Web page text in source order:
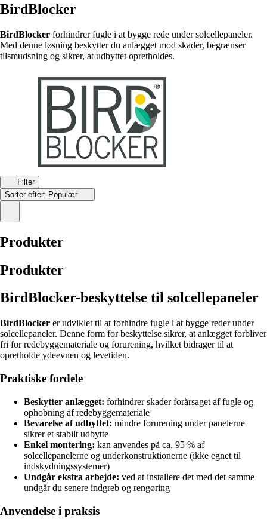
BirdBlocker
BirdBlocker forhindrer fugle i at bygge rede under solcellepaneler.
Med denne løsning beskytter du anlægget mod skader, begrænser
tilsmudsning og sikrer, at udbyttet opretholdes.
Filter
Sorter efter: Populær
Produkter
Produkter
BirdBlocker-beskyttelse til solcellepaneler
BirdBlocker er udviklet til at forhindre fugle i at bygge reder under
solcellepaneler. Denne form for beskyttelse sikrer, at anlægget forbliver
fri for redebyggemateriale og forurening, hvilket bidrager til at
opretholde ydeevnen og levetiden.
Praktiske fordele
Beskytter anlægget: forhindrer skader forårsaget af fugle og
ophobning af redebyggemateriale
Bevarelse af udbyttet: mindre forurening under panelerne
sikrer et stabilt udbytte
Enkel montering: kan anvendes på ca. 95 % af
solcellepanelerne og underkonstruktionerne (ikke egnet til
indskydningssystemer)
Undgår ekstra arbejde: ved at installere det med det samme
undgår du senere indgreb og rengøring
Anvendelse i praksis